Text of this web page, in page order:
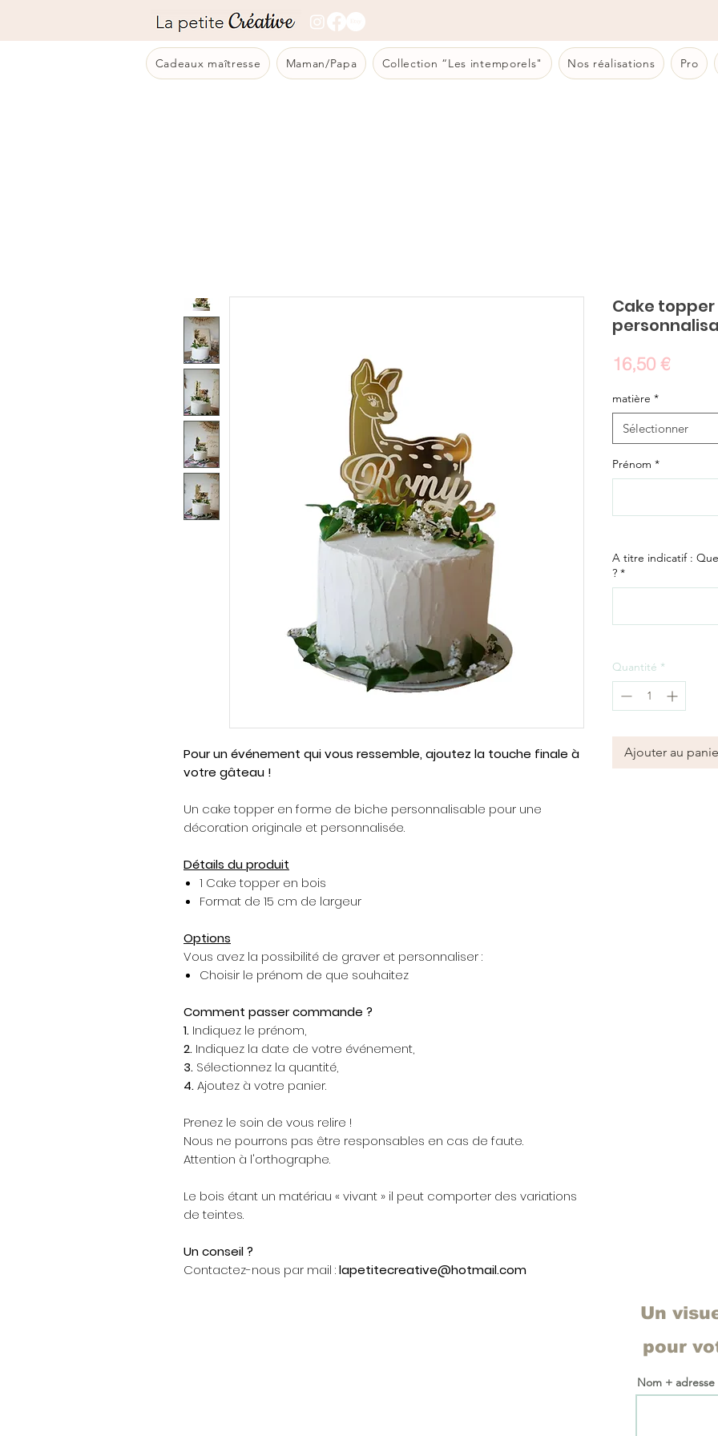
Cadeaux maîtresse Maman/Papa Collection “Les intemporels" Nos réalisations Pro
Pour un événement qui vous ressemble, ajoutez la touche finale à
votre gâteau !
Un cake topper en forme de biche personnalisable pour une
décoration originale et personnalisée.
Détails du produit
1 Cake topper en bois
Format de 15 cm de largeur
Options
Vous avez la possibilité de graver et personnaliser :
Choisir le prénom de que souhaitez
Comment passer commande ?
1. Indiquez le prénom,
2. Indiquez la date de votre événement,
3. Sélectionnez la quantité,
4.Ajoutez à votre panier.
Prenez le soin de vous relire !
Nous ne pourrons pas être responsables en cas de faute.
Attention à l'orthographe.
Le bois étant un matériau « vivant » il peut comporter des variations
de teintes.
Un conseil ?
Contactez-nous par mail :lapetitecreative@hotmail.com
Cake
16,50 €Prix
matière *
Sélectionner
Prénom *
A titre indicatif :
? *
Quantité *
Ajouter au
Un
pour
Nom +